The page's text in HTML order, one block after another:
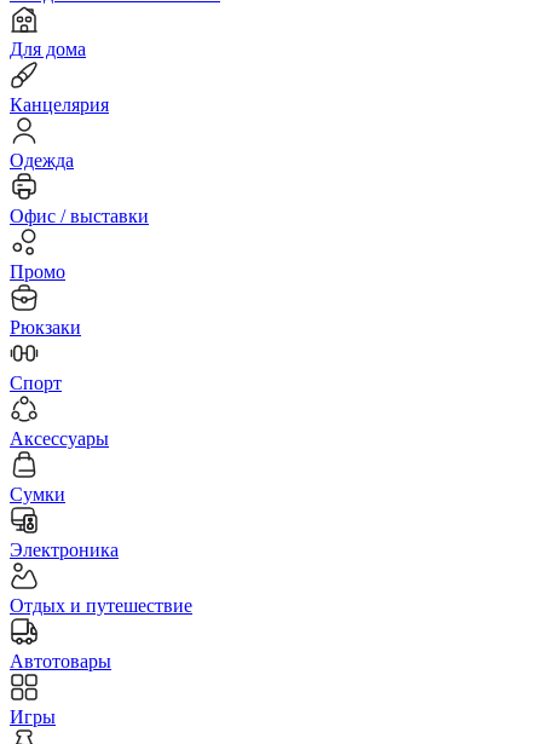
Для дома
Канцелярия
Одежда
Офис / выставки
Промо
Рюкзаки
Спорт
Аксессуары
Сумки
Электроника
Отдых и путешествие
Автотовары
Игры